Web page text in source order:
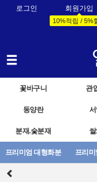
로그인 회원가입
10%적립 / 5%
꽃바구니 관
동양란
분재.숯분재
프리미엄 대형화분 프리